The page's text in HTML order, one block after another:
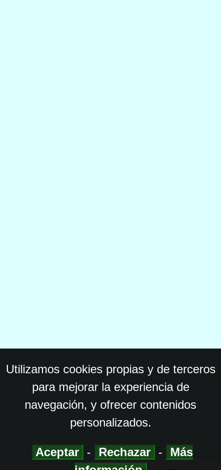
Utilizamos cookies propias y de terceros
para mejorar la experiencia de
navegación, y ofrecer contenidos
personalizados.
Aceptar - Rechazar -
Más